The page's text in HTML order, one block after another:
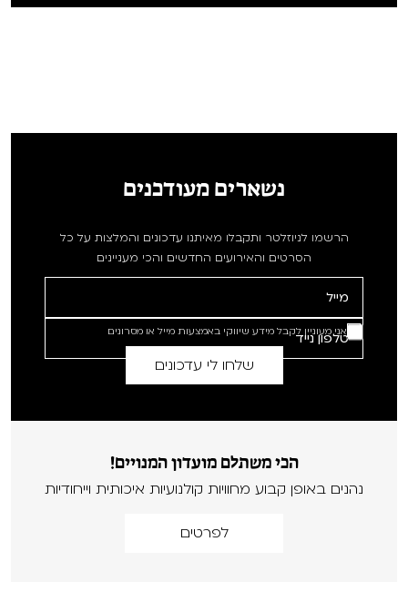
נשארים מעודכנים
הרשמו לניוזלטר ותקבלו מאיתנו עדכונים והמלצות על כל
הסרטים והאירועים החדשים והכי מעניינים
אני מעוניין לקבל מידע שיווקי באמצעות מייל או מסרונים
הכי משתלם מועדון המנויים!
נהנים באופן קבוע מחוויות קולנועיות איכותית וייחודיות
לפרטים